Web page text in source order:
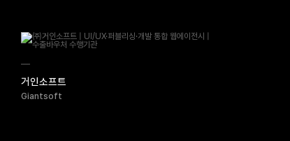
거인소프트
Giantsoft